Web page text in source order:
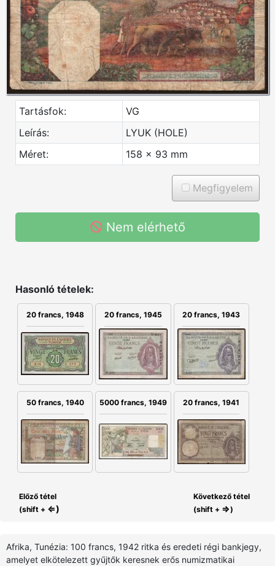
Tartásfok:
VG
Leírás:
LYUK (HOLE)
Méret:
158 x 93 mm
Megfigyelem
Nem elérhető
Hasonló tételek:
20 francs, 1948 20 francs, 1945 20 francs, 1943
50 francs, 1940 5000 francs, 1949 20 francs, 1941
Előző tétel
(shift + ⇐)
Következő tétel
(shift + ⇒)
Afrika, Tunézia: 100 francs, 1942 ritka és eredeti régi bankjegy,
amelyet elkötelezett gyűjtők keresnek erős numizmatikai